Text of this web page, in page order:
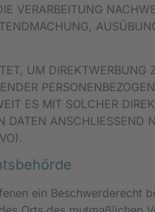
VERARBEITUNG
UM
ES MIT SOLCHER
DATEN
ein